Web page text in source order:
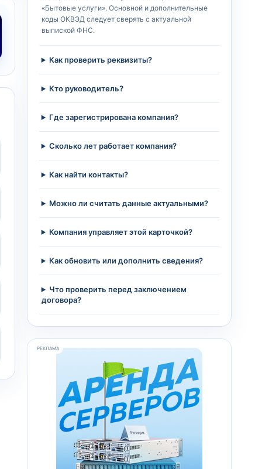
«Бытовые услуги». Основной и дополнительные
коды ОКВЭД следует сверять с актуальной
выпиской ФНС.
Как проверить реквизиты?
Кто руководитель?
Где зарегистрирована компания?
Сколько лет работает компания?
Как найти контакты?
Можно ли считать данные актуальными?
Компания управляет этой карточкой?
Как обновить или дополнить сведения?
Что проверить перед заключением
договора?
РЕКЛАМА